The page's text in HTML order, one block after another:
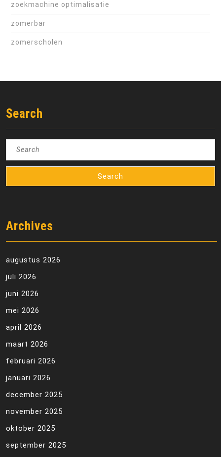
zoekmachine optimalisatie
zomerbar
zomerscholen
Search
Search
Archives
augustus 2026
juli 2026
juni 2026
mei 2026
april 2026
maart 2026
februari 2026
januari 2026
december 2025
november 2025
oktober 2025
september 2025